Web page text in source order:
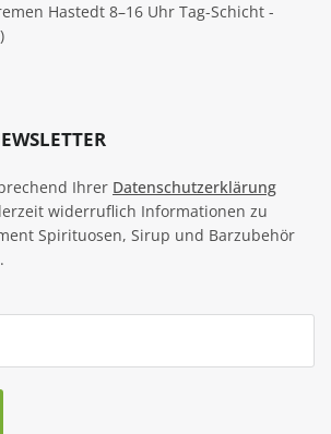
Hastedt 8–16 Uhr Tag-Schicht -
Ihrer Datenschutzerklärung
widerruflich Informationen zu
Spirituosen, Sirup und Barzubehör